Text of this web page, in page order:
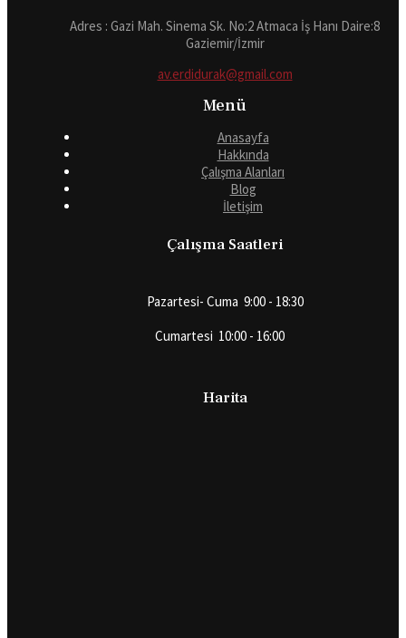
Adres : Gazi Mah. Sinema Sk. No:2 Atmaca İş Hanı Daire:8
Gaziemir/İzmir
av.erdidurak@gmail.com
Menü
Anasayfa
Hakkında
Çalışma Alanları
Blog
İletişim
Çalışma Saatleri
Pazartesi- Cuma 9:00 - 18:30
Cumartesi 10:00 - 16:00
Harita